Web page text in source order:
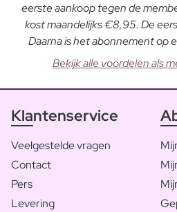
eerste aankoop tegen de
kost maandelijks €8,95. De
Daarna is het abonnement op
Bekijk alle voordelen als
Klantenservice
Veelgestelde vragen
Contact
Pers
Levering